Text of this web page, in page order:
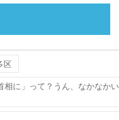
区
に」って？うん、なかなかい